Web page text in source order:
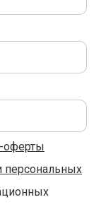
оферты
персональных